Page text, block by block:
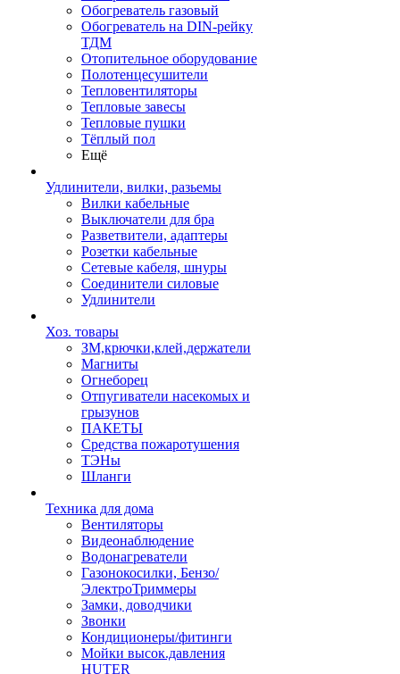
Обогреватель газовый
Обогреватель на DIN-рейку
ТДМ
Отопительное оборудование
Полотенцесушители
Тепловентиляторы
Тепловые завесы
Тепловые пушки
Тёплый пол
Ещё
Удлинители, вилки, разьемы
Вилки кабельные
Выключатели для бра
Разветвители, адаптеры
Розетки кабельные
Сетевые кабеля, шнуры
Соединители силовые
Удлинители
Хоз. товары
ЗМ,крючки,клей,держатели
Магниты
Огнеборец
Отпугиватели насекомых и
грызунов
ПАКЕТЫ
Средства пожаротушения
ТЭНы
Шланги
Техника для дома
Вентиляторы
Видеонаблюдение
Водонагреватели
Газонокосилки, Бензо/
ЭлектроТриммеры
Замки, доводчики
Звонки
Кондиционеры/фитинги
Мойки высок.давления
HUTER